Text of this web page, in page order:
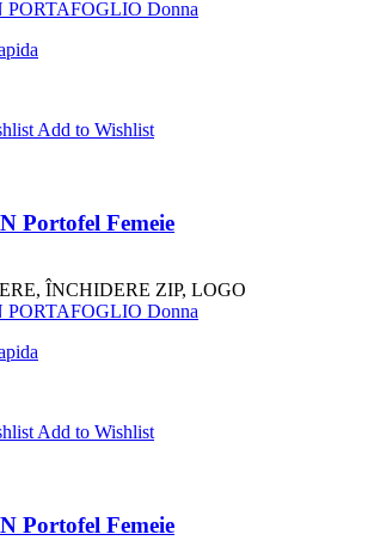
Add to Wishlist
Portofel Femeie
ÎNCHIDERE ZIP, LOGO
Add to Wishlist
Portofel Femeie